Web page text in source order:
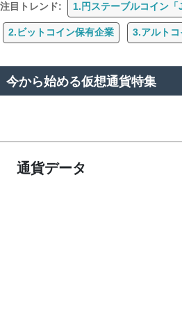
注目トレンド: 1.円ステーブルコイン「
2.ビットコイン保有企業 3.アルト
今から始める仮想通貨特集
通貨データ